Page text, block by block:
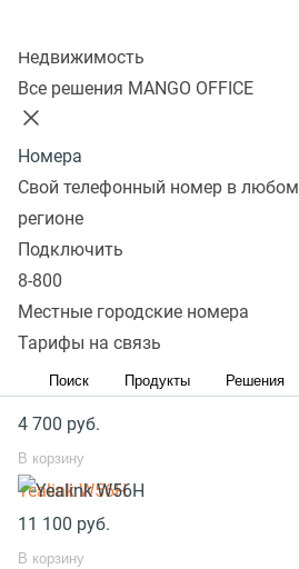
Недвижимость
Все решения MANGO OFFICE
Номера
Свой телефонный номер в любом
регионе
Подключить
8-800
Местные городские номера
Тарифы на связь
Поиск Продукты Решения
Популярное оборудование
Yealink SIP-T33G
8 300руб.
В корзину
Yealink SIP-T31
4 700руб.
Grandstream GXP1620
4 700 руб.
В корзину
Yealink W56H
11 100 руб.
В корзину